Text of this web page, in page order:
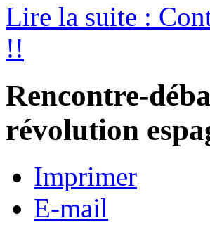
Lire la suite :
!!
Rencontre-
révolution
Imprimer
E-mail